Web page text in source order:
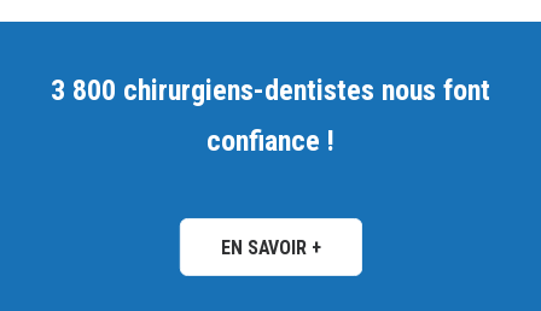
3 800 chirurgiens-dentistes nous font
confiance !
EN SAVOIR +